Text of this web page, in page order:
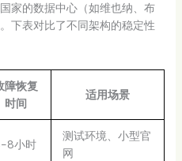
家的数据中心（如维也纳、布
下表对比了不同架构的稳定性
障恢复
时间
适用场景
8小时
测试环境、小型官
网